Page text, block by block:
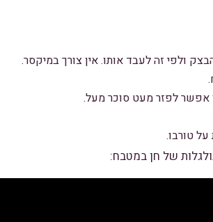
ולפי זה לעבד אותו. אין צורך במיקסר.
אפשר לפזר מעט סוכר מעל.
של חן במטבח: